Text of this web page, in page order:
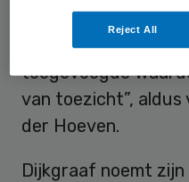
bestuurlijke kring”
“Zijn
toegevoegde
van toezicht”,
der Hoeven.
Dijkgraaf noemt
Reject All